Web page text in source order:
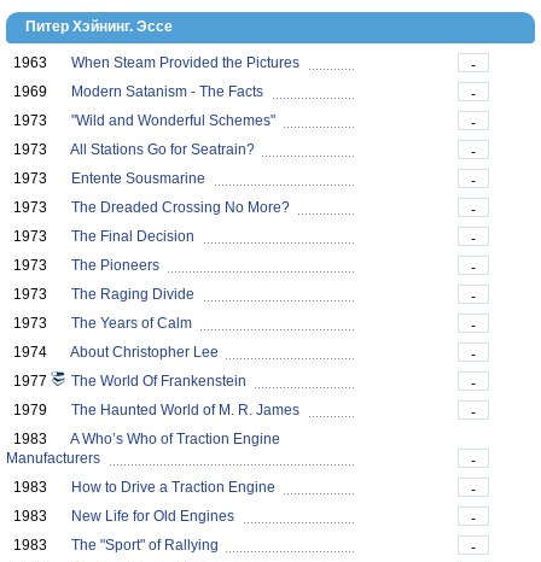
Питер Хэйнинг. Эссе
1963 When Steam Provided the Pictures
-
1969
Modern Satanism - The Facts
-
1973
"Wild and Wonderful Schemes"
-
1973
All Stations Go for Seatrain?
-
1973
Entente Sousmarine
-
1973
The Dreaded Crossing No More?
-
1973
The Final Decision
-
1973
The Pioneers
-
1973
The Raging Divide
-
1973
The Years of Calm
-
1974
About Christopher Lee
-
1977
The World Of Frankenstein
-
1979
The Haunted World of M. R. James
-
1983
A Who’s Who of Traction Engine
Manufacturers
-
1983
How to Drive a Traction Engine
-
1983
New Life for Old Engines
-
1983
The "Sport" of Rallying
-